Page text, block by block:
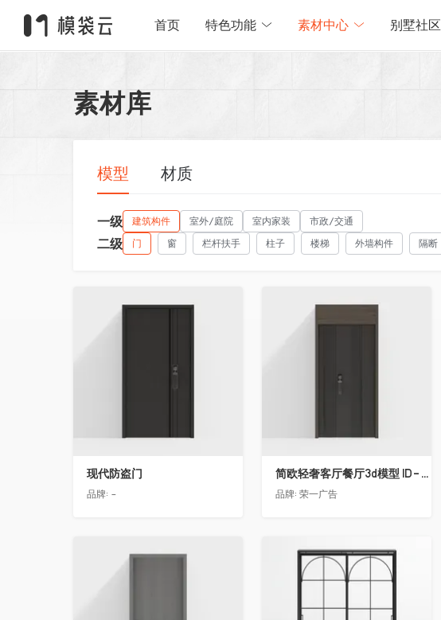
首页 特色功能 素材中心 别墅社区
素材库
模型 材质
一级 建筑构件 室外/庭院 室内家装 市政/交通
二级 门 窗 栏杆扶手 柱子 楼梯 外墙构件 隔断
收藏
现代防盗门
品牌: -
收藏
简欧轻奢客厅餐厅3d模型 ID-11490558入户门2
品牌: 荣一广告
收藏 收藏